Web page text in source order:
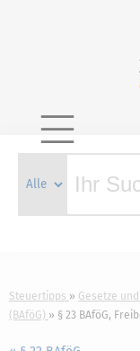
Steuertipps Gesetze
(BAföG)
§ 23 BAföG,